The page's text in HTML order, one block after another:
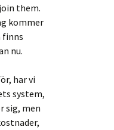
them.
kommer
finns
nu.
har vi
system,
sig, men